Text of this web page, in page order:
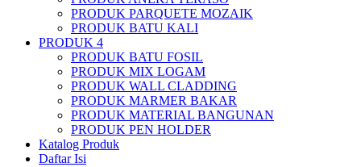
PRODUK PARQUETE MOZAIK
PRODUK BATU KALI
PRODUK 4
PRODUK BATU FOSIL
PRODUK MIX LOGAM
PRODUK WALL CLADDING
PRODUK MARMER BAKAR
PRODUK MATERIAL BANGUNAN
PRODUK PEN HOLDER
Katalog Produk
Daftar Isi